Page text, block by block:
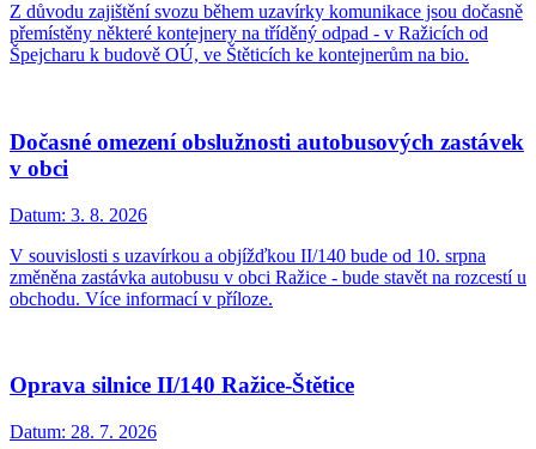
Z důvodu zajištění svozu během uzavírky komunikace jsou dočasně
přemístěny některé kontejnery na tříděný odpad - v Ražicích od
Špejcharu k budově OÚ, ve Štěticích ke kontejnerům na bio.
Dočasné omezení obslužnosti autobusových zastávek
v obci
Datum: 3. 8. 2026
V souvislosti s uzavírkou a objížďkou II/140 bude od 10. srpna
změněna zastávka autobusu v obci Ražice - bude stavět na rozcestí u
obchodu. Více informací v příloze.
Oprava silnice II/140 Ražice-Štětice
Datum: 28. 7. 2026